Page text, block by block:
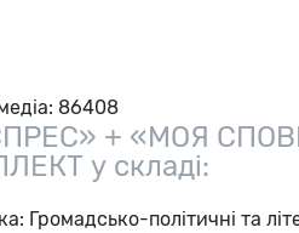
86408
+ «МОЯ
у складі:
Громадсько-політичні та